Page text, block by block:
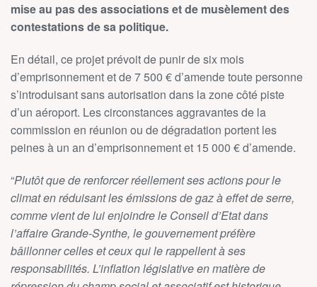
mise au pas des associations et de musèlement des
contestations de sa politique.
En détail, ce projet prévoit de punir de six mois
d’emprisonnement et de 7 500 € d’amende toute personne
s’introduisant sans autorisation dans la zone côté piste
d’un aéroport. Les circonstances aggravantes de la
commission en réunion ou de dégradation portent les
peines à un an d’emprisonnement et 15 000 € d’amende.
“Plutôt que de renforcer réellement ses actions pour le
climat en réduisant les émissions de gaz à effet de serre,
comme vient de lui enjoindre le Conseil d’Etat dans
l’affaire Grande-Synthe, le gouvernement préfère
bâillonner celles et ceux qui le rappellent à ses
responsabilités. L’inflation législative en matière de